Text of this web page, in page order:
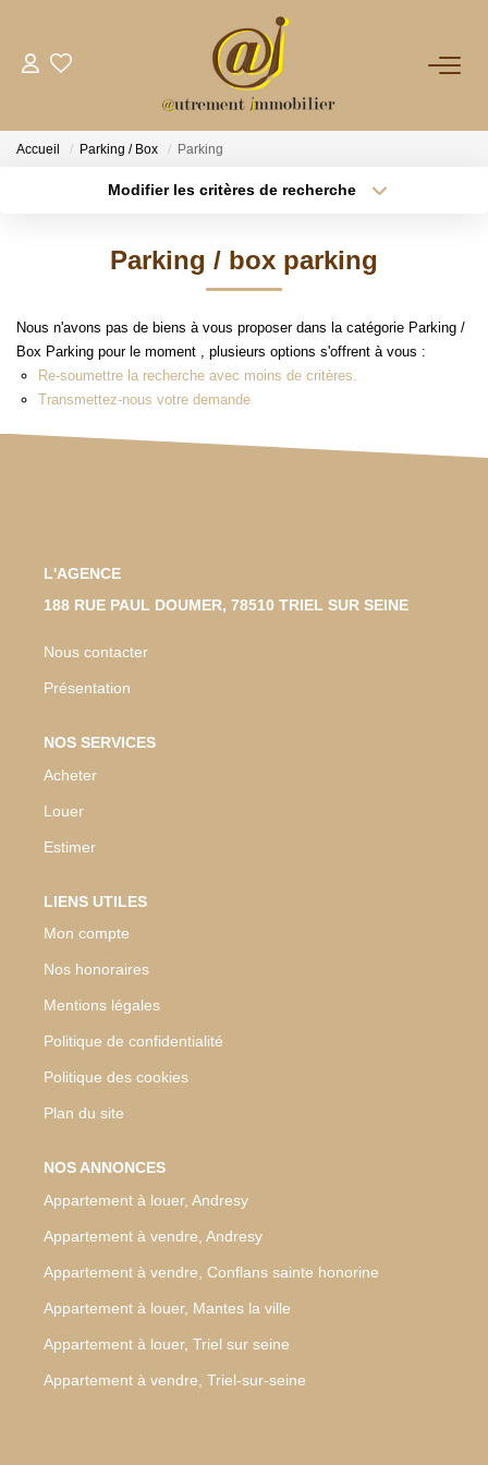
NOTRE AGENCE
NOS PLUS
Accueil Parking / Box Parking
Modifier les critères de recherche
Type de bien
Surface min
Budget max Plus de critères
Parking / box parking
Nous n'avons pas de biens à vous proposer dans la catégorie Parking /
Box Parking pour le moment , plusieurs options s'offrent à vous :
Re-soumettre la recherche avec moins de critères.
Transmettez-nous votre demande
L'AGENCE
188 RUE PAUL DOUMER, 78510 TRIEL SUR SEINE
Nous contacter
Présentation
NOS SERVICES
Acheter
Louer
Estimer
LIENS UTILES
Mon compte
Nos honoraires
Mentions légales
Politique de confidentialité
Politique des cookies
Plan du site
NOS ANNONCES
Appartement à louer, Andresy
Appartement à vendre, Andresy
Appartement à vendre, Conflans sainte honorine
Appartement à louer, Mantes la ville
Appartement à louer, Triel sur seine
Appartement à vendre, Triel-sur-seine